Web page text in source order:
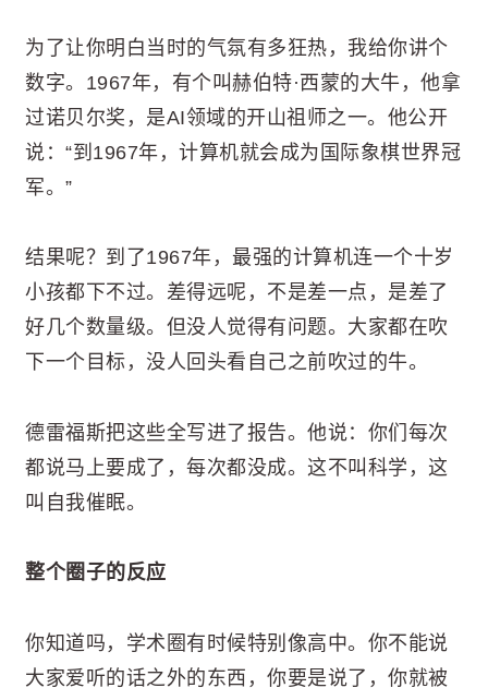
为了让你明白当时的气氛有多狂热，我给你讲个
数字。1967年，有个叫赫伯特·西蒙的大牛，他拿
过诺贝尔奖，是AI领域的开山祖师之一。他公开
说：“到1967年，计算机就会成为国际象棋世界冠
军。”
结果呢？到了1967年，最强的计算机连一个十岁
小孩都下不过。差得远呢，不是差一点，是差了
好几个数量级。但没人觉得有问题。大家都在吹
下一个目标，没人回头看自己之前吹过的牛。
德雷福斯把这些全写进了报告。他说：你们每次
都说马上要成了，每次都没成。这不叫科学，这
叫自我催眠。
整个圈子的反应
你知道吗，学术圈有时候特别像高中。你不能说
大家爱听的话之外的东西，你要是说了，你就被